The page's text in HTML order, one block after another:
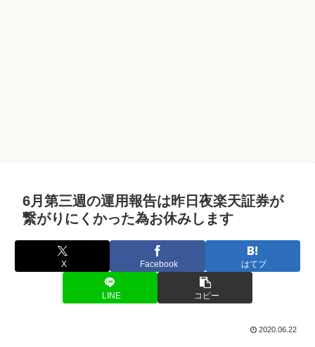
6月第三週の運用報告は昨日夜楽天証券が
繋がりにくかった為お休みします
X Facebook はてブ
LINE コピー
2020.06.22